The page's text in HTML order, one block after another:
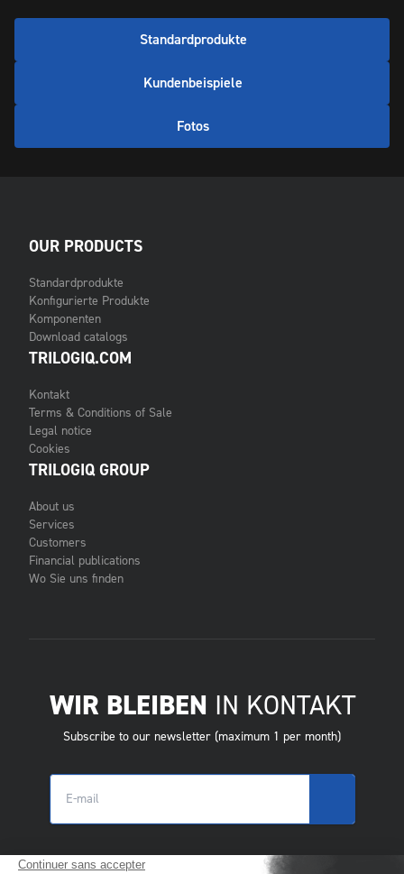
Standardprodukte
Kundenbeispiele
Fotos
OUR PRODUCTS
Standardprodukte
Konfigurierte Produkte
Komponenten
Download catalogs
TRILOGIQ.COM
Kontakt
Terms & Conditions of Sale
Legal notice
Cookies
TRILOGIQ GROUP
About us
Services
Customers
Financial publications
Wo Sie uns finden
WIR BLEIBEN IN KONTAKT
Subscribe to our newsletter (maximum 1 per month)